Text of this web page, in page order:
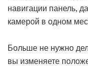
навигации панель,
камерой в одном
Больше не нужно
вы изменяете